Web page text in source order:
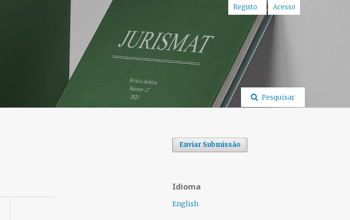
Pesquisar
Registo Acesso
Enviar Submissão
Idioma
English